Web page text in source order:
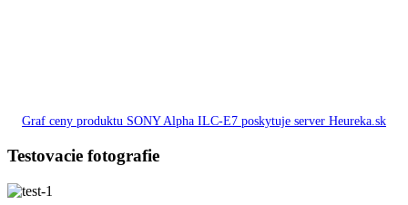
Graf ceny produktu SONY Alpha ILC-E7 poskytuje server Heureka.sk
Testovacie fotografie